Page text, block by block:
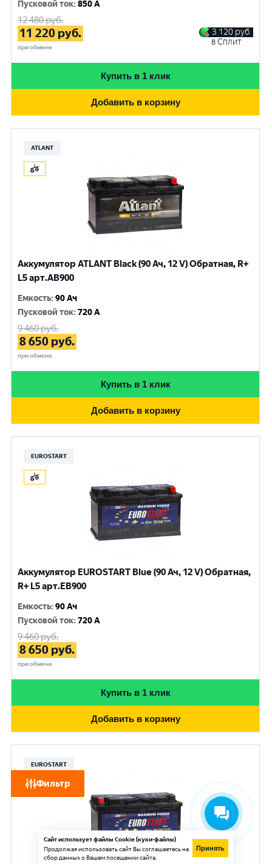
Фильтр
Пусковой ток:850 A
12 480руб.
11 220 руб.
при обмене
3 120 руб.
в Сплит
Купить в 1 клик
Добавить в корзину
ATLANT
Аккумулятор ATLANT Black (90 Ач, 12 V) Обратная, R+
L5 арт.AB900
Емкость:90 Ач
Пусковой ток:720 A
9 460руб.
8 650 руб.
при обмене
Купить в 1 клик
Добавить в корзину
EUROSTART
Аккумулятор EUROSTART Blue (90 Ач, 12 V) Обратная,
R+ L5 арт.EB900
Емкость:90 Ач
Пусковой ток:720 A
9 460руб.
8 650 руб.
при обмене
Купить в 1 клик
Добавить в корзину
EUROSTART
Сайт использует файлы Cookie (куки-файлы)
Продолжая использовать сайт Вы соглашаетесь на
сбор данных о Вашем посещении сайта.
Принять